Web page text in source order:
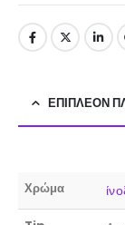
ΕΠΙΠΛΈΟΝ
Χρώμα